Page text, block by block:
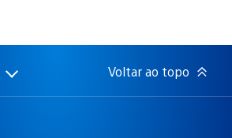
Voltar ao topo